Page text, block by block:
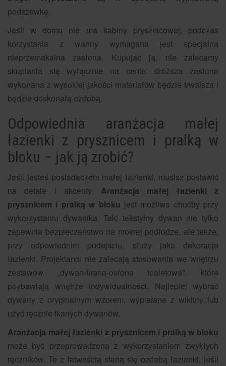
podszewkę.
Jeśli w domu nie ma kabiny prysznicowej, podczas
korzystania z wanny wymagana jest specjalna
nieprzemakalna zasłona. Kupując ją, nie zalecamy
skupiania się wyłącznie na cenie: droższa zasłona
wykonana z wysokiej jakości materiałów będzie trwalsza i
będzie doskonałą ozdobą.
Odpowiednia aranżacja małej
łazienki z prysznicem i pralką w
bloku – jak ją zrobić?
Jeśli jesteś posiadaczem małej łazienki, musisz postawić
na detale i akcenty. Aranżacja małej łazienki z
prysznicem i pralką w bloku jest możliwa choćby przy
wykorzystaniu dywanika. Taki tekstylny dywan nie tylko
zapewnia bezpieczeństwo na mokrej podłodze, ale także,
przy odpowiednim podejściu, służy jako dekoracja
łazienki. Projektanci nie zalecają stosowania we wnętrzu
zestawów „dywan-firana-osłona toaletowa”, które
pozbawiają wnętrze indywidualności. Najlepiej wybrać
dywany z oryginalnym wzorem, wyplatane z wikliny lub
użyć ręcznie tkanych dywanów.
Aranżacja małej łazienki z prysznicem i pralką w bloku
może być przeprowadzona z wykorzystaniem zwykłych
ręczników. Te z łatwością staną się ozdobą łazienki, jeśli